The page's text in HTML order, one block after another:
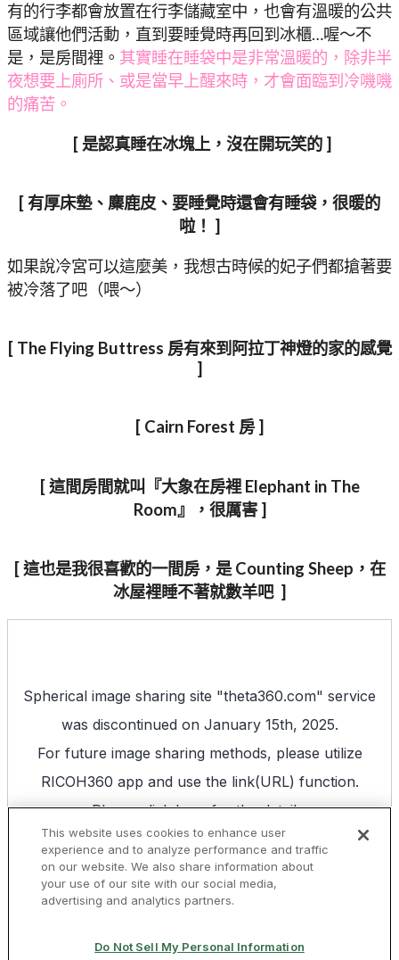
有的行李都會放置在行李儲藏室中，也會有溫暖的公共
區域讓他們活動，直到要睡覺時再回到冰櫃…喔～不
是，是房間裡。 其實睡在睡袋中是非常溫暖的，除非半
夜想要上廁所、或是當早上醒來時，才會面臨到冷嘰嘰
的痛苦。
[ 是認真睡在冰塊上，沒在開玩笑的 ]
[ 有厚床墊、麋鹿皮、要睡覺時還會有睡袋，很暖的
啦！ ]
如果說冷宮可以這麼美，我想古時候的妃子們都搶著要
被冷落了吧（喂～）
[ The Flying Buttress 房有來到阿拉丁神燈的家的感覺
]
[ Cairn Forest 房 ]
[ 這間房間就叫『大象在房裡 Elephant in The
Room』，很厲害 ]
[ 這也是我很喜歡的一間房，是 Counting Sheep，在
冰屋裡睡不著就數羊吧 ]